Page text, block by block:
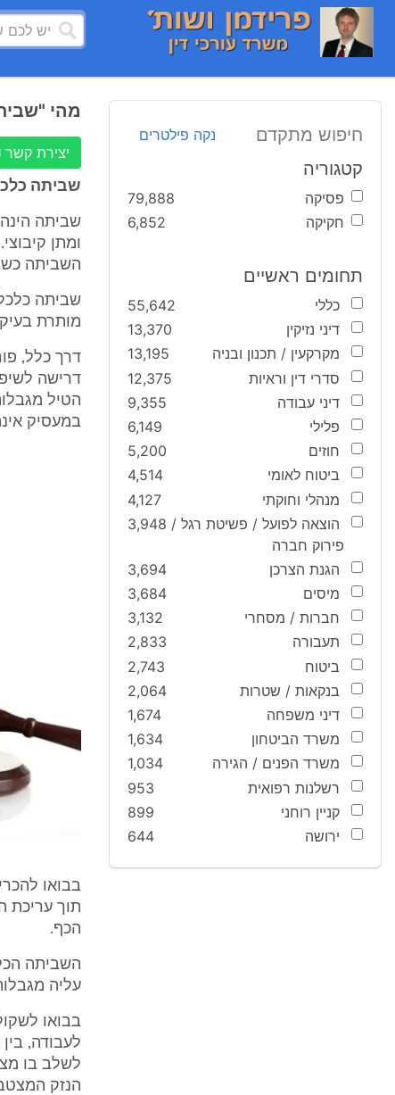
חיפוש מתקדם נקה פילטרים
קטגוריה
פסיקה
79,888
חקיקה
6,852
תחומים ראשיים
כללי
55,642
דיני נזיקין
13,370
מקרקעין / תכנון ובניה
13,195
סדרי דין וראיות
12,375
דיני עבודה
9,355
פלילי
6,149
חוזים
5,200
ביטוח לאומי
4,514
מנהלי וחוקתי
4,127
הוצאה לפועל / פשיטת רגל /
פירוק חברה
3,948
הגנת הצרכן
3,694
מיסים
3,684
חברות / מסחרי
3,132
תעבורה
2,833
ביטוח
2,743
בנקאות / שטרות
2,064
דיני משפחה
1,674
משרד הביטחון
1,634
משרד הפנים / הגירה
1,034
רשלנות רפואית
953
קניין רוחני
899
ירושה
644
מהי
יצירת
שביתה
שביתה
ומתן
השביתה
שביתה
מותרת
דרך כלל,
דרישה
הטיל
במעסיק
בבואו
תוך עריכת
הכף.
השביתה
עליה
בבואו
לעבודה,
לשלב בו
הנזק